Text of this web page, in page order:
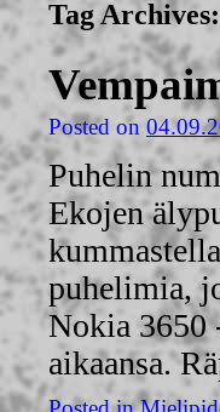
Tag Archives:
Posted on
Puhelin
Ekojen
puhelimia,
Nokia 3650
aikaansa.